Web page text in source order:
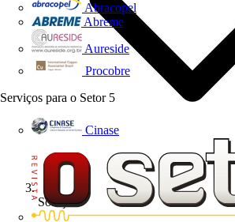
Abracopel
Abreme
Aureside
Procobre
Serviços para o Setor 5
Cinase
Soluções